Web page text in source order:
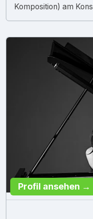
Komposition) am
Profil ansehen →